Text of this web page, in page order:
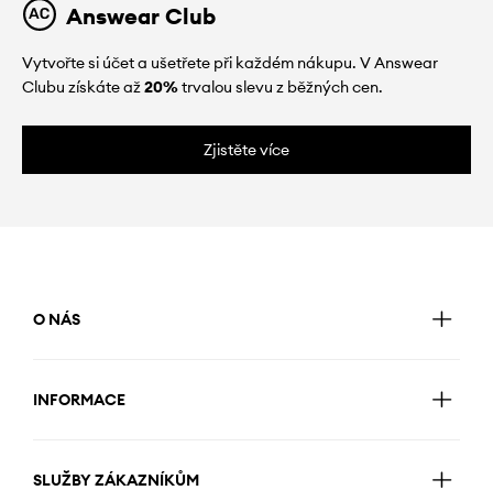
Answear Club
Vytvořte si účet a ušetřete při každém nákupu. V Answear
Clubu získáte až20%trvalou slevu z běžných cen.
Zjistěte více
O NÁS
INFORMACE
SLUŽBY ZÁKAZNÍKŮM